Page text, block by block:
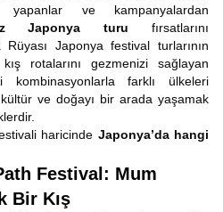
ve kampanyalardan
Japonya turu fırsatlarını
Japonya festival turlarının
rotalarını gezmenizi sağlayan
kombinasyonlarla farklı ülkeleri
ve doğayı bir arada yaşamak
haricinde Japonya’da hangi
Festival: Mum
Bir Kış